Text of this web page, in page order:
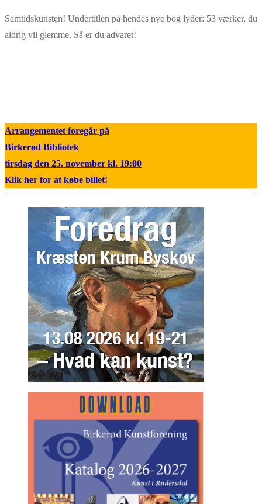
Samtidskunsten! Undertitlen på hendes nye bog lyder: 53 værker, du
aldrig vil glemme. Så er du advaret!
Arrangementet foregår på
Birkerød Bibliotek
tirsdag den 25. november kl. 19:00
Klik her for at købe billet!